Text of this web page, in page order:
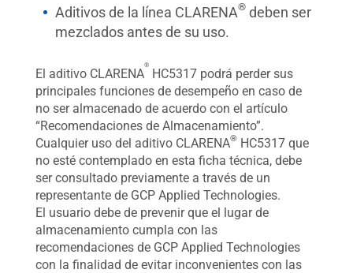
Aditivos de la línea CLARENA® deben ser
mezclados antes de su uso.
El aditivo CLARENA
®
HC5317 podrá perder sus
principales funciones de desempeño en caso de
no ser almacenado de acuerdo con el artículo
“Recomendaciones de Almacenamiento”.
Cualquier uso del aditivo CLARENA® HC5317 que
no esté contemplado en esta ficha técnica, debe
ser consultado previamente a través de un
representante de GCP Applied Technologies.
El usuario debe de prevenir que el lugar de
almacenamiento cumpla con las
recomendaciones de GCP Applied Technologies
con la finalidad de evitar inconvenientes con las